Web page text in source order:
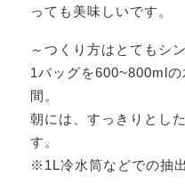
っても美味しいです。
～つくり方はとてもシ
1バッグを600~800ml
間。
朝には、すっきりとし
す。
※1L冷水筒などでの抽